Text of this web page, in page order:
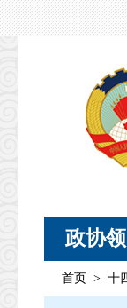
政协
首页 > 十